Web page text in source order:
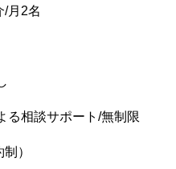
/月2名
る相談サポート/無制限
）